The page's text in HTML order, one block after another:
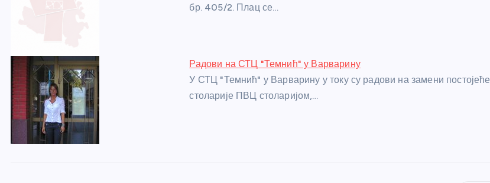
бр. 405/2. Плац се…
Радови на СТЦ "Темнић" у Варварину
У СТЦ "Темнић" у Варварину у току су радови на замени постојеће
столарије ПВЦ столаријом,…